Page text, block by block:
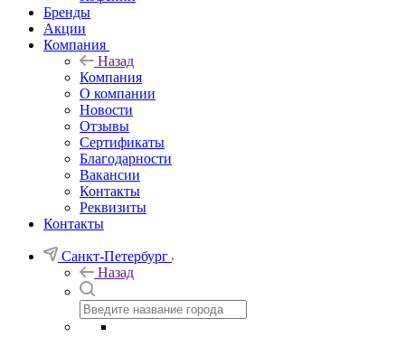
Бренды
Акции
Компания
Назад
Компания
О компании
Новости
Отзывы
Сертификаты
Благодарности
Вакансии
Контакты
Реквизиты
Контакты
Санкт-Петербург
Назад